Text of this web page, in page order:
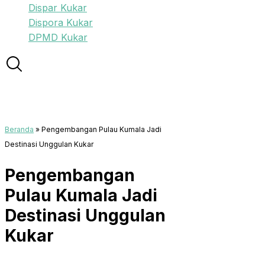
Dispar Kukar
Dispora Kukar
DPMD Kukar
Beranda » Pengembangan Pulau Kumala Jadi
Destinasi Unggulan Kukar
Pengembangan
Pulau Kumala Jadi
Destinasi Unggulan
Kukar